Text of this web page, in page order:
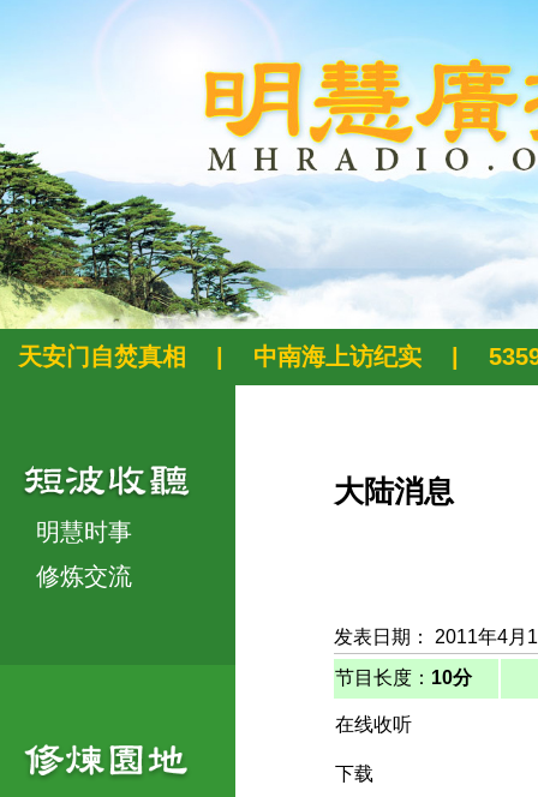
天安门自焚真相 中南海上访纪实
明慧时事
修炼交流
大陆消息
发表日期： 2011年4月
节目长度： 10分
在线收听
下载